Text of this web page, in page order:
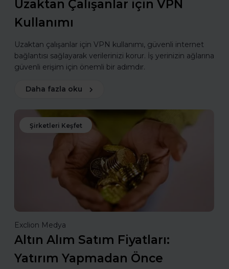
Uzaktan Çalışanlar için VPN
Kullanımı
Uzaktan çalışanlar için VPN kullanımı, güvenli internet
bağlantısı sağlayarak verilerinizi korur. İş yerinizin ağlarına
güvenli erişim için önemli bir adımdır.
Daha fazla oku
Şirketleri Keşfet
Exclion Medya
Altın Alım Satım Fiyatları:
Yatırım Yapmadan Önce